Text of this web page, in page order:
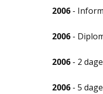
2006 -
2006 -
2006 - 2
2006 - 5